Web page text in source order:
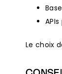
Le choix